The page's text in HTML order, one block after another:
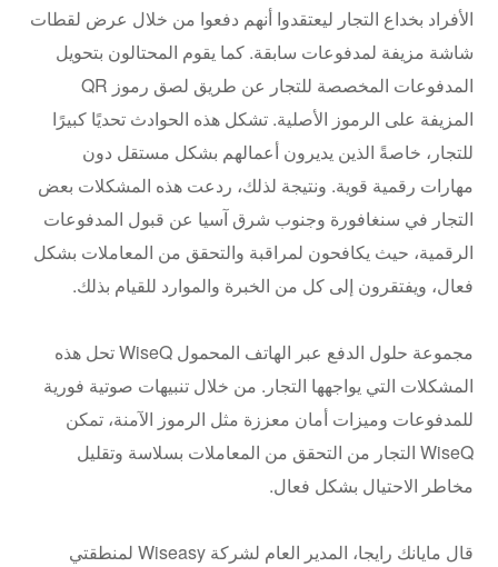
الأفراد بخداع التجار ليعتقدوا أنهم دفعوا من خلال عرض لقطات
شاشة مزيفة لمدفوعات سابقة. كما يقوم المحتالون بتحويل
المدفوعات المخصصة للتجار عن طريق لصق رموز QR
المزيفة على الرموز الأصلية. تشكل هذه الحوادث تحديًا كبيرًا
للتجار، خاصةً الذين يديرون أعمالهم بشكل مستقل دون
مهارات رقمية قوية. ونتيجة لذلك، ردعت هذه المشكلات بعض
التجار في سنغافورة وجنوب شرق آسيا عن قبول المدفوعات
الرقمية، حيث يكافحون لمراقبة والتحقق من المعاملات بشكل
فعال، ويفتقرون إلى كل من الخبرة والموارد للقيام بذلك.
مجموعة حلول الدفع عبر الهاتف المحمول WiseQ تحل هذه
المشكلات التي يواجهها التجار. من خلال تنبيهات صوتية فورية
للمدفوعات وميزات أمان معززة مثل الرموز الآمنة، تمكن
WiseQ التجار من التحقق من المعاملات بسلاسة وتقليل
مخاطر الاحتيال بشكل فعال.
قال مايانك رايجا، المدير العام لشركة Wiseasy لمنطقتي